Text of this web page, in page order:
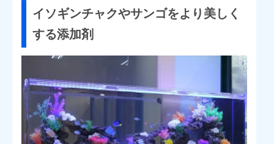
イソギンチャクやサンゴをより美しく
する添加剤